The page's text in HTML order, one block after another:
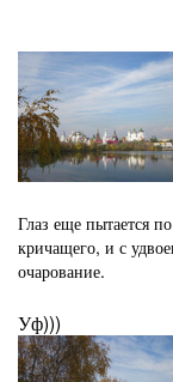
Глаз еще пытается
кричащего, и с
очарование.
Уф)))